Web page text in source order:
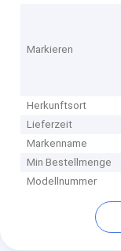
Markieren
Herkunftsort
Lieferzeit
Markenname
Min Bestellmenge
Modellnummer